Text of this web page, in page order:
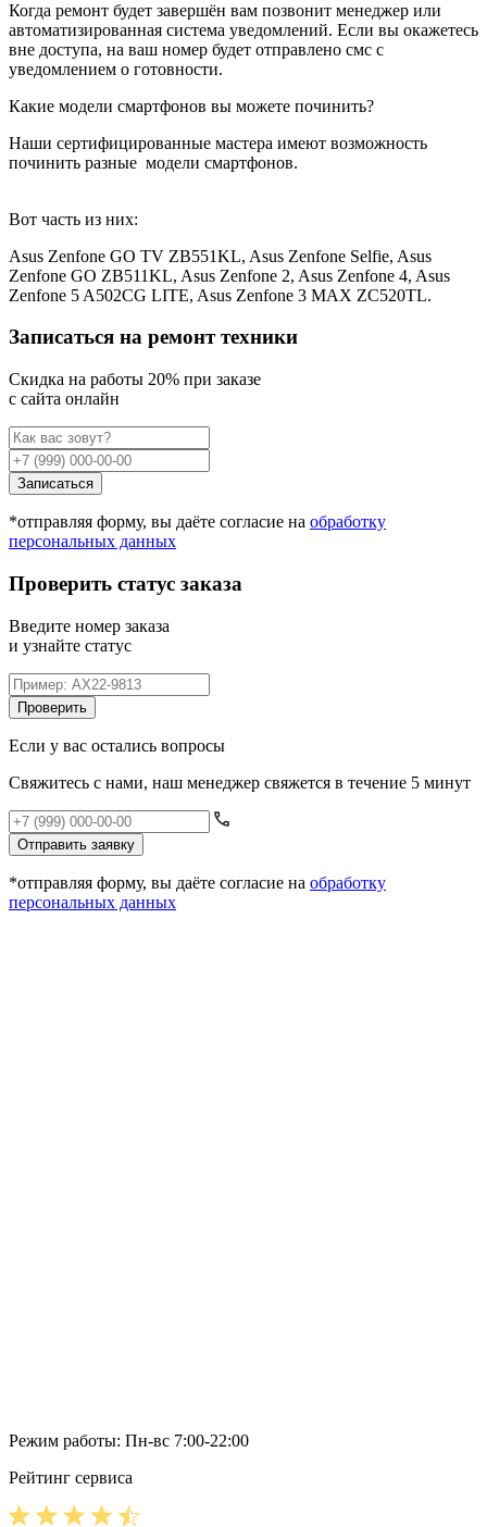
Когда ремонт будет завершён вам позвонит менеджер или
автоматизированная система уведомлений. Если вы окажетесь
вне доступа, на ваш номер будет отправлено смс с
уведомлением о готовности.
Какие модели смартфонов вы можете починить?
Наши сертифицированные мастера имеют возможность
починить разные модели смартфонов.
Вот часть из них:
Asus Zenfone GO TV ZB551KL, Asus Zenfone Selfie, Asus
Zenfone GO ZB511KL, Asus Zenfone 2, Asus Zenfone 4, Asus
Zenfone 5 A502CG LITE, Asus Zenfone 3 MAX ZC520TL.
Записаться на ремонт техники
Cкидка на работы 20% при заказе
с сайта онлайн
Записаться
*отправляя форму, вы даёте согласие на обработку
персональных данных
Проверить статус заказа
Введите номер заказа
и узнайте статус
Проверить
Если у вас остались вопросы
Свяжитесь с нами, наш менеджер свяжется в течение 5 минут
Отправить заявку
*отправляя форму, вы даёте согласие на обработку
персональных данных
Режим работы: Пн-вс 7:00-22:00
Рейтинг сервиса